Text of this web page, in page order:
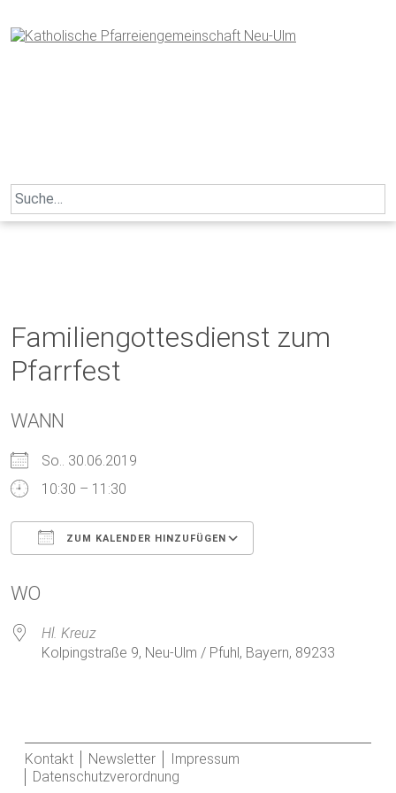
to
content
Search
for:
Familiengottesdienst zum
Pfarrfest
WANN
So.. 30.06.2019
10:30 – 11:30
ZUM KALENDER HINZUFÜGEN
WO
Hl. Kreuz
Kolpingstraße 9, Neu-Ulm / Pfuhl, Bayern, 89233
Kontakt Newsletter
Impressum
Datenschutzverordnung